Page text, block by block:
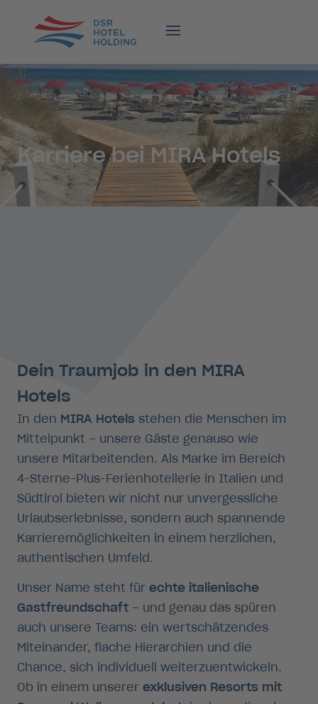
Karriere bei MIRA Hotels
Dein Traumjob in den MIRA
Hotels
In den MIRA Hotels stehen die Menschen im
Mittelpunkt – unsere Gäste genauso wie
unsere Mitarbeitenden. Als Marke im Bereich
4-Sterne-Plus-Ferienhotellerie in Italien und
Südtirol bieten wir nicht nur unvergessliche
Urlaubserlebnisse, sondern auch spannende
Karrieremöglichkeiten in einem herzlichen,
authentischen Umfeld.
Unser Name steht für echte italienische
Gastfreundschaft – und genau das spüren
auch unsere Teams: ein wertschätzendes
Miteinander, flache Hierarchien und die
Chance, sich individuell weiterzuentwickeln.
Ob in einem unserer exklusiven Resorts mit